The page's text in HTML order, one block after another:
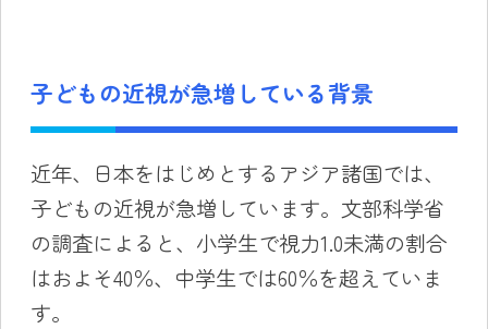
子どもの近視が急増している背景
近年、日本をはじめとするアジア諸国では、
子どもの近視が急増しています。文部科学省
の調査によると、小学生で視力1.0未満の割合
はおよそ40％、中学生では60％を超えていま
す。